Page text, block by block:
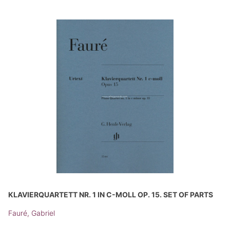
KLAVIERQUARTETT NR. 1 IN C-MOLL OP. 15. SET OF PARTS
Fauré, Gabriel